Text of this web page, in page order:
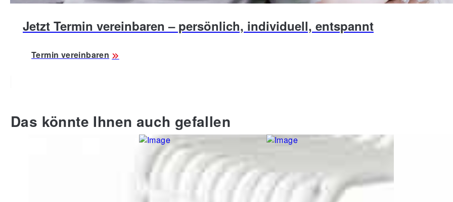
Jetzt Termin vereinbaren – persönlich, individuell, entspannt
Termin vereinbaren
Das könnte Ihnen auch gefallen
furlive
Stuhl Quito, schwarz, Höhe ca.
79 cm
69,00 €
grau, Breite ca. 70 cm
129,00 €